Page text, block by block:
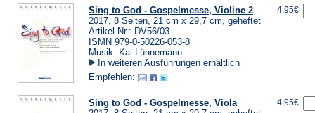
Sing to God - Gospelmesse, Violine 2
2017, 8 Seiten, 21 cm x 29,7 cm, geheftet
Artikel-Nr.: DV56/03
ISMN 979-0-50226-053-8
Musik: Kai Lünnemann
In weiteren Ausführungen erhältlich
Empfehlen:
4,95€
Sing to God - Gospelmesse, Viola
4,95€